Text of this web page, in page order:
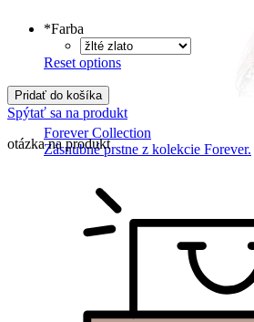
Forever Collection
Zásnubné prstne z kolekcie Forever.
*Farba
Reset options
Pridať do košíka
Spýtať sa na produkt
otázka na produkt